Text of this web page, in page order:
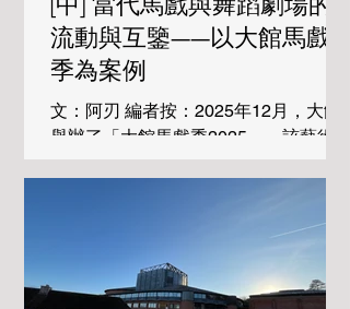
辦人 Kelsey Ang 成功獲得香港藝術發
展局（HKADC）的資助，走出一條結
合「專業製作」、「跨界青訓（Pre-
professional）」與「舞蹈企業家模
式」的複合路徑。作為一位在香港土生
土長、早期在香港青年藝術協會
the Night Falls Away》，如今帶領平台
昂然步入西九大盒，在獨立舞蹈圈與主
流建制之間，開闢了一片值得關注的
流動與互鑒——以大館馬戲
季為案例
文：阿刃 編者按：2025年12月，大館
舉辦了「大館馬戲季2025」，該藝術平
在香港卻是方興未艾。《舞蹈手札》邀
請到內地資深舞評人阿刃，從「大館馬
戲季2025」出發，探討當代馬戲在當代